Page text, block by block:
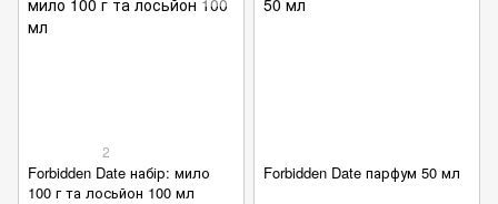
2
Forbidden Date набір: мило
100 г та лосьйон 100 мл
Forbidden Date парфум 50 мл